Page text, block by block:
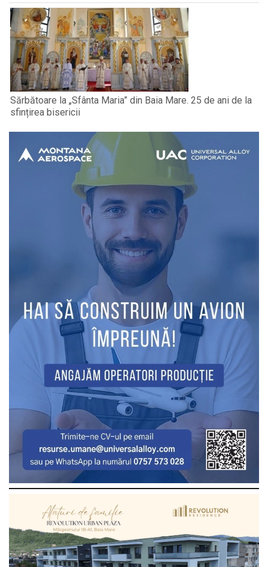
Sărbătoare la „Sfânta Maria” din Baia Mare. 25 de ani de la
sfințirea bisericii